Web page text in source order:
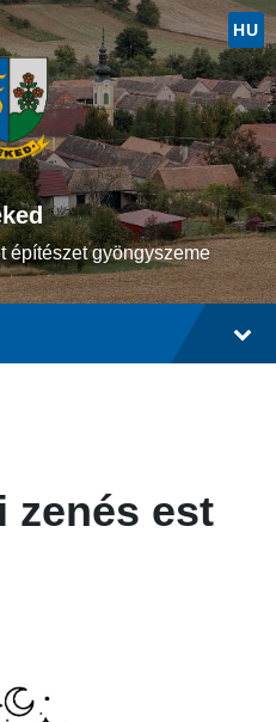
HU
építészet gyöngyszeme
zenés est